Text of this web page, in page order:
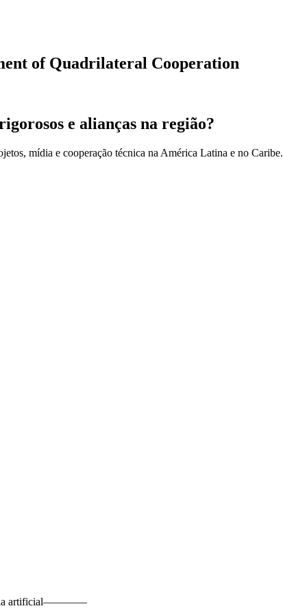
of Quadrilateral Cooperation
e alianças na região?
mídia e cooperação técnica na América Latina e no Caribe.
artificial————